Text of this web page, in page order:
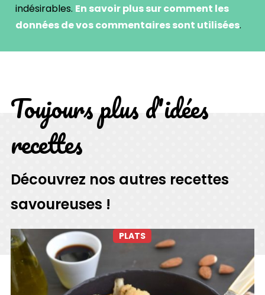
indésirables. En savoir plus sur comment les
données de vos commentaires sont utilisées.
Toujours plus d'idées
recettes
Découvrez nos autres recettes
savoureuses !
PLATS